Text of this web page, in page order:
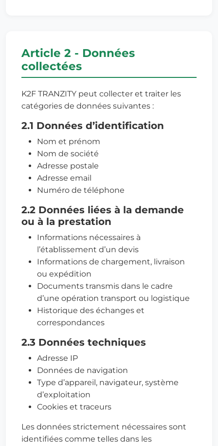
Article 2 - Données
collectées
K2F TRANZITY peut collecter et traiter les
catégories de données suivantes :
2.1 Données d’identification
Nom et prénom
Nom de société
Adresse postale
Adresse email
Numéro de téléphone
2.2 Données liées à la demande
ou à la prestation
Informations nécessaires à
l’établissement d’un devis
Informations de chargement, livraison
ou expédition
Documents transmis dans le cadre
d’une opération transport ou logistique
Historique des échanges et
correspondances
2.3 Données techniques
Adresse IP
Données de navigation
Type d’appareil, navigateur, système
d’exploitation
Cookies et traceurs
Les données strictement nécessaires sont
identifiées comme telles dans les